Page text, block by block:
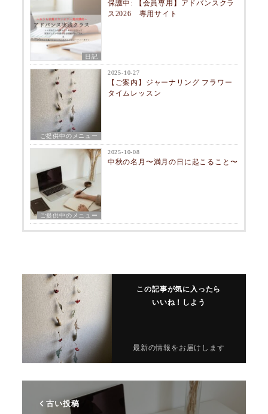
日記
保護中: 【会員専用】アドバンスクラ
ス2026 専用サイト
ご提供中のメニュー
2025-10-27
【ご案内】ジャーナリング フラワー
タイムレッスン
ご提供中のメニュー
2025-10-08
中秋の名月〜満月の日に起こること〜
この記事が気に入ったら
いいね！しよう
最新の情報をお届けします
古い投稿